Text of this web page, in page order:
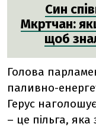
Син
Мкртчан:
щоб
Голова
паливно-
Герус
– це пільга, яка